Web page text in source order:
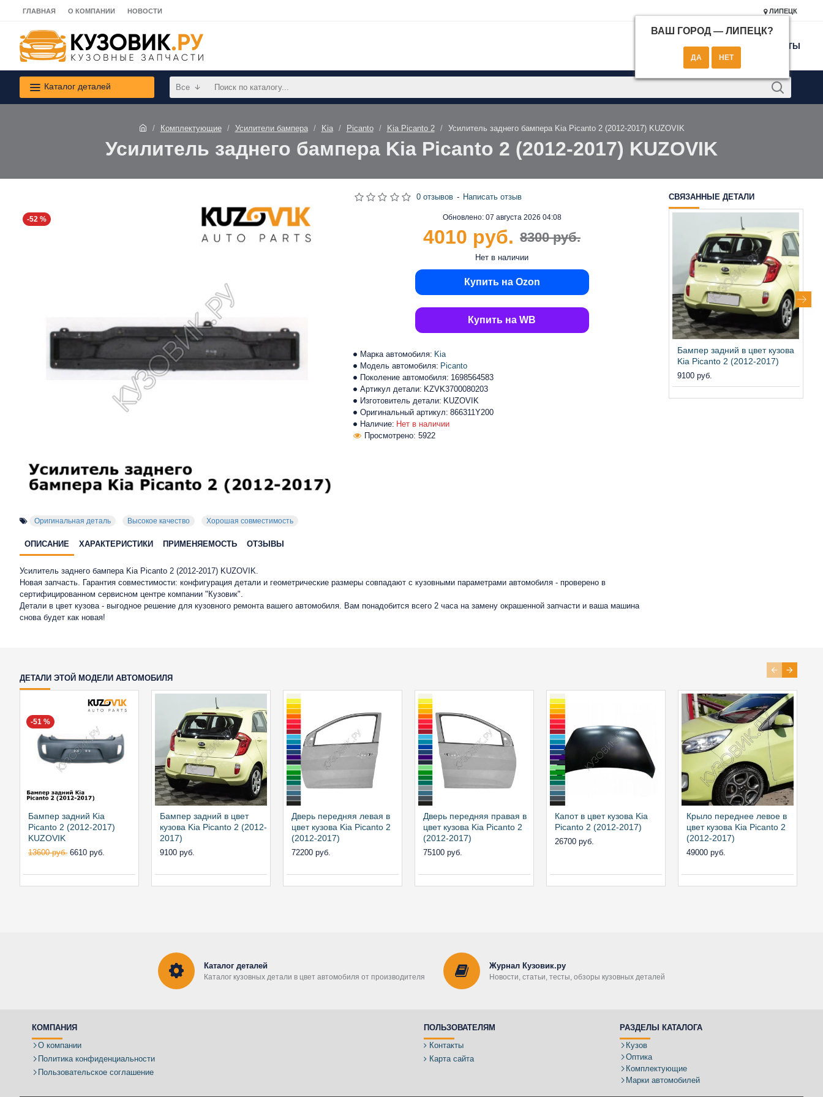
ГЛАВНАЯ О КОМПАНИИ НОВОСТИ ЛИПЕЦК
ВАШ ГОРОД — ЛИПЕЦК?
КОНТАКТЫ
Каталог деталей Все
Комплектующие Усилители бампера Kia Picanto Kia Picanto 2 Усилитель заднего бампера Kia Picanto 2 (2012-2017) KUZOVIK
Усилитель заднего бампера Kia Picanto 2 (2012-2017) KUZOVIK
-52 %
Оригинальная деталь Высокое качество Хорошая совместимость
Наличие: Нет в наличии
Марка автомобиля: Kia
Модель автомобиля: Picanto
Поколение автомобиля: 1698564583
Артикул детали: KZVK3700080203
Изготовитель детали: KUZOVIK
Оригинальный артикул: 866311Y200
Просмотрено: 5922
Обновлено: 07 августа 2026 04:08
Нет в наличии
0 отзывов - Написать отзыв
8300 руб.
4010 руб.
Купить на Ozon
Купить на WB
ОПИСАНИЕ ХАРАКТЕРИСТИКИ ПРИМЕНЯЕМОСТЬ ОТЗЫВЫ
Усилитель заднего бампера Kia Picanto 2 (2012-2017) KUZOVIK.
Новая запчасть. Гарантия совместимости: конфигурация детали и геометрические размеры совпадают с кузовными параметрами автомобиля - проверено в
сертифицированном сервисном центре компании "Кузовик".
Детали в цвет кузова - выгодное решение для кузовного ремонта вашего автомобиля. Вам понадобится всего 2 часа на замену окрашенной запчасти и ваша машина
снова будет как новая!
СВЯЗАННЫЕ ДЕТАЛИ
Бампер задний в цвет кузова
Kia Picanto 2 (2012-2017)
9100 руб.
ДЕТАЛИ ЭТОЙ МОДЕЛИ АВТОМОБИЛЯ
-51 %
Бампер задний Kia
Picanto 2 (2012-2017)
KUZOVIK
13600 руб. 6610 руб.
Бампер задний в цвет
кузова Kia Picanto 2 (2012-
2017)
9100 руб.
Дверь передняя левая в
цвет кузова Kia Picanto 2
(2012-2017)
72200 руб.
Дверь передняя правая в
цвет кузова Kia Picanto 2
(2012-2017)
75100 руб.
Капот в цвет кузова Kia
Picanto 2 (2012-2017)
26700 руб.
Крыло переднее левое в
цвет кузова Kia Picanto 2
(2012-2017)
49000 руб.
Каталог деталей
Каталог кузовных детали в цвет автомобиля от производителя
Журнал Кузовик.ру
Новости, статьи, тесты, обзоры кузовных деталей
КОМПАНИЯ
О компании
Политика конфиденциальности
Пользовательское соглашение
ПОЛЬЗОВАТЕЛЯМ
Контакты
Карта сайта
РАЗДЕЛЫ КАТАЛОГА
Кузов
Оптика
Комплектующие
Марки автомобилей